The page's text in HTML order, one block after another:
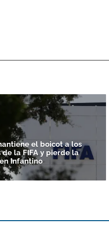
el boicot a los
la FIFA y pierde la
Infantino